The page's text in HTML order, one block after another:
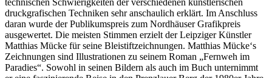
druckgrafischen Techniken sehr anschaulich erklärt. Im Anschluss
daran wurde der Publikumspreis zum Nordhäuser Grafikpreis
ausgewertet. Die meisten Stimmen erzielt der Leipziger Künstler
Matthias Mücke für seine Bleistiftzeichnungen. Matthias Mücke‘s
Zeichnungen sind Illustrationen zu seinem Roman „Fernweh im
Paradies“. Sowohl in seinen Bildern als auch im Buch unternimmt